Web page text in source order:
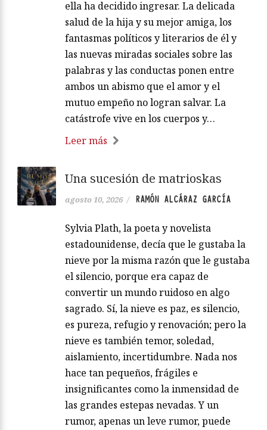
ella ha decidido ingresar. La delicada
salud de la hija y su mejor amiga, los
fantasmas políticos y literarios de él y
las nuevas miradas sociales sobre las
palabras y las conductas ponen entre
ambos un abismo que el amor y el
mutuo empeño no logran salvar. La
catástrofe vive en los cuerpos y…
Leer más
Una sucesión de matrioskas
agosto 10, 2026 / RAMÓN ALCÁRAZ GARCÍA
Sylvia Plath, la poeta y novelista
estadounidense, decía que le gustaba la
nieve por la misma razón que le gustaba
el silencio, porque era capaz de
convertir un mundo ruidoso en algo
sagrado. Sí, la nieve es paz, es silencio,
es pureza, refugio y renovación; pero la
nieve es también temor, soledad,
aislamiento, incertidumbre. Nada nos
hace tan pequeños, frágiles e
insignificantes como la inmensidad de
las grandes estepas nevadas. Y un
rumor, apenas un leve rumor, puede